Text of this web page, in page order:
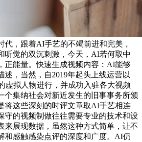
代，跟着AI手艺的不竭前进和完美，
听觉的双沉刺激，今天，AI若何取中
正能量。快速生成视频内容：AI能够
述，当然，自2019年起头上线运营以
虚拟人物进行，并成功入驻各大视频
个集纳社会对新近发生的旧事事务所颁
将这些深刻的时评文章取AI手艺相连
守的视频制做往往需要专业的技术和设
来展现数据，虽然这种方式简单，让不
和感触感染点评的深度和广度。AI仍